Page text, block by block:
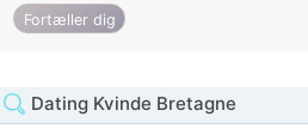
Fortæller dig
Dating Kvinde Bretagne